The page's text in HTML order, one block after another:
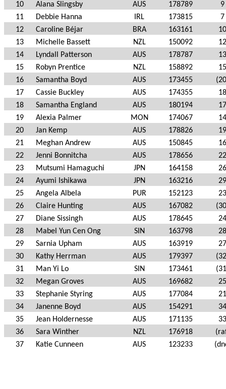
10
Alana Slingsby AUS 178789
9
11
Debbie Hanna IRL 173815
7
12
Caroline Béjar BRA 163161
10
13
Michelle Bassett NZL 150092
12
14
Lyndall Patterson AUS 178787
13
15
Robyn Prentice NZL 158892
15
16
Samantha Boyd AUS 173455
17
Cassie Buckley AUS 174355
18
18
Samantha England AUS 180194
17
19
Alexia Palmer MON 174067
14
20
Jan Kemp AUS 178826
19
21
Meghan Andrew AUS 150845
16
22
Jenni Bonnitcha AUS 178656
22
23
Mutsumi Hamaguchi JPN 164158
26
24
Ayumi Ishikawa JPN 163216
29
25
Angela Albela PUR 152123
23
26
Claire Hunting AUS 167082
27
Diane Sissingh AUS 178645
24
28
Mabel Yun Cen Ong SIN 163798
28
29
Sarnia Upham AUS 163919
27
30
Kathy Herrman AUS 179397
31
Man Yi Lo SIN 173461
32
Megan Groves AUS 169682
25
33
Stephanie Styring AUS 177084
21
34
Janenne Boyd AUS 154291
34
35
Jean Holdernesse AUS 171135
33
36
Sara Winther NZL 176918
37
Katie Cunneen AUS 123233